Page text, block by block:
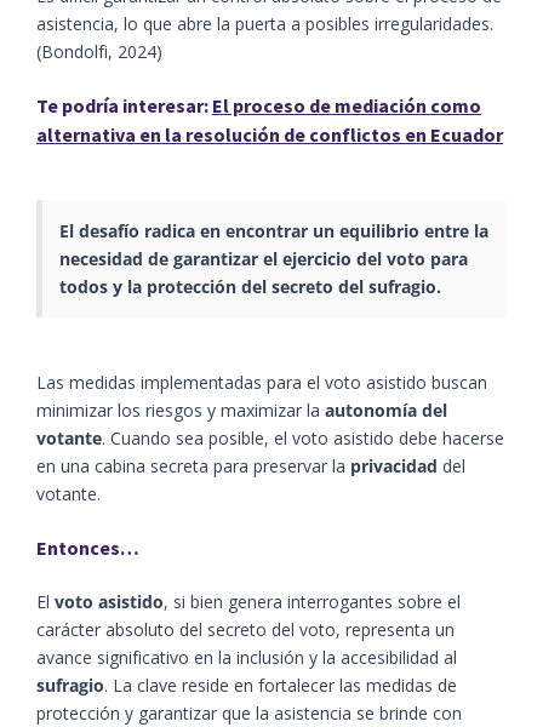
asistencia, lo que abre la puerta a posibles irregularidades. ​
(Bondolfi, 2024)​
Te podría interesar: El proceso de mediación como
alternativa en la resolución de conflictos en Ecuador
El desafío radica en encontrar un equilibrio entre la
necesidad de garantizar el ejercicio del voto para
todos y la protección del secreto del sufragio.
Las medidas implementadas para el voto asistido buscan
minimizar los riesgos y maximizar la autonomía del
votante. Cuando sea posible, el voto asistido debe hacerse
en una cabina secreta para preservar la privacidad del
votante.
Entonces…
El voto asistido, si bien genera interrogantes sobre el
carácter absoluto del secreto del voto, representa un
avance significativo en la inclusión y la accesibilidad al
sufragio. La clave reside en fortalecer las medidas de
protección y garantizar que la asistencia se brinde con